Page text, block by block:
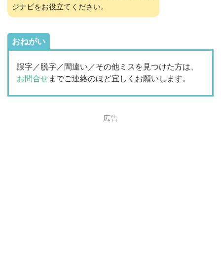
ジナビをお役立てください。
おねがい
誤字／脱字／間違い／その他ミスを見つけた方は、
お問合せまでご連絡のほど宜しくお願いします。
広告